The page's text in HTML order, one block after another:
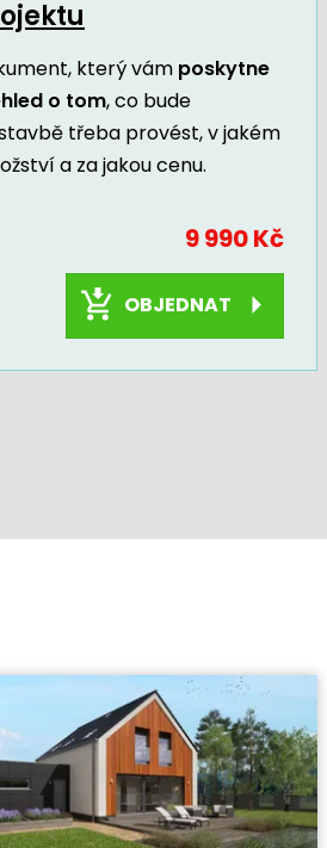
který vám poskytne
o tom, co bude
třeba provést, v jakém
a za jakou cenu.
9 990 Kč
OBJEDNAT